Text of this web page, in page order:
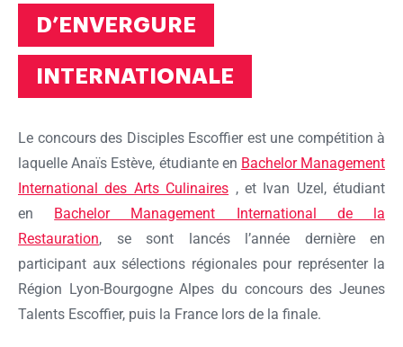
D’ENVERGURE
INTERNATIONALE
Le concours des Disciples Escoffier est une compétition à
laquelle Anaïs Estève, étudiante en Bachelor Management
International des Arts Culinaires , et Ivan Uzel, étudiant
en Bachelor Management International de la
Restauration, se sont lancés l’année dernière en
participant aux sélections régionales pour représenter la
Région Lyon-Bourgogne Alpes du concours des Jeunes
Talents Escoffier, puis la France lors de la finale.